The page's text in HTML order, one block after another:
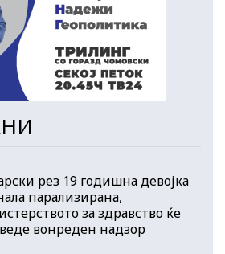
рез 19 годишна девојка
парализирана,
за здравство ќе
вонреден надзор